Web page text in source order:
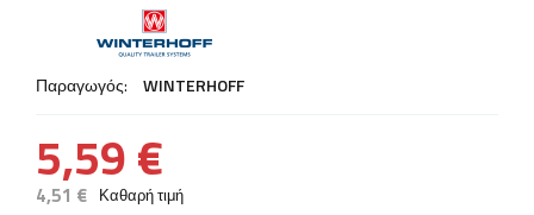
Παραγωγός: WINTERHOFF
5,59 €
4,51 € Καθαρή τιμή